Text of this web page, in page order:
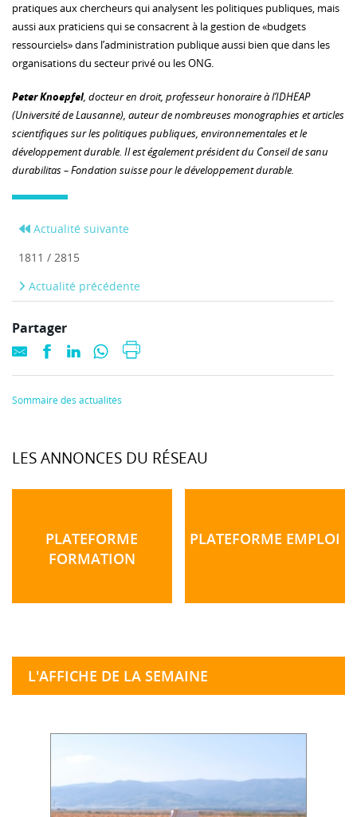
pratiques aux chercheurs qui analysent les politiques publiques, mais
aussi aux praticiens qui se consacrent à la gestion de «budgets
ressourciels» dans l’administration publique aussi bien que dans les
organisations du secteur privé ou les ONG.
Peter Knoepfel, docteur en droit, professeur honoraire à l’IDHEAP
(Université de Lausanne), auteur de nombreuses monographies et articles
scientifiques sur les politiques publiques, environnementales et le
développement durable. Il est également président du Conseil de sanu
durabilitas – Fondation suisse pour le développement durable.
Actualité suivante
1811 / 2815
Actualité précédente
Partager
Sommaire des actualités
LES ANNONCES DU RÉSEAU
PLATEFORME
FORMATION
PLATEFORME EMPLOI
L'AFFICHE DE LA SEMAINE